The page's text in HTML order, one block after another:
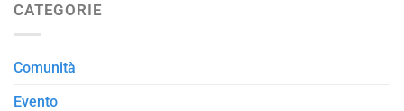
CATEGORIE
Comunità
Evento